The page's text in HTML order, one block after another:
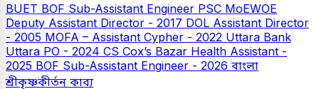
BUET BOF Sub-Assistant Engineer PSC MoEWOE
Deputy Assistant Director - 2017 DOL Assistant Director
- 2005 MOFA – Assistant Cypher - 2022 Uttara Bank
Uttara PO - 2024 CS Cox’s Bazar Health Assistant -
2025 BOF Sub-Assistant Engineer - 2026 বাংলা
শ্রীকৃষ্ণকীর্তন কাব্য